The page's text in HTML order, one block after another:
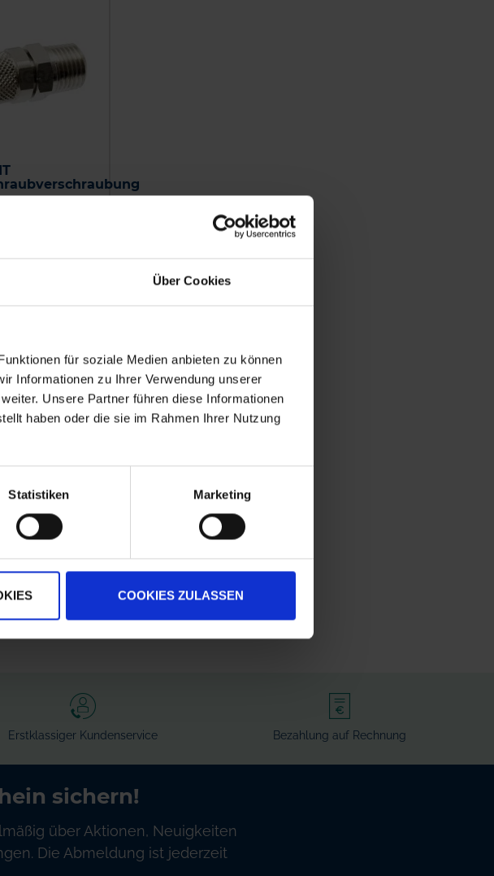
Über Cookies
für soziale Medien anbieten zu können
Informationen zu Ihrer Verwendung unserer
Unsere Partner führen diese Informationen
haben oder die sie im Rahmen Ihrer Nutzung
Statistiken Marketing
COOKIES ZULASSEN
IN DEN
Schlauch, 1
IN DEN
Erstklassiger Kundenservice Bezahlung auf Rechnung
sichern!
über Aktionen, Neuigkeiten
Die Abmeldung ist jederzeit